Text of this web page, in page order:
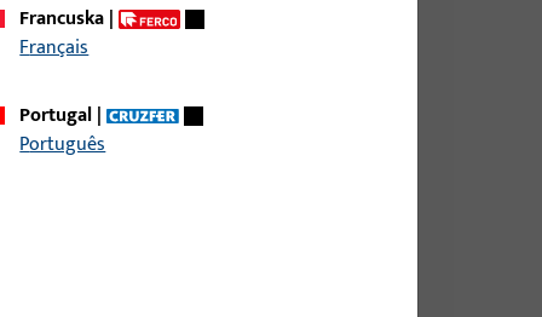
MASS A&#61; 62,5 MM, ABGER., AUS
Francuska|
Français
Portugal|
Português